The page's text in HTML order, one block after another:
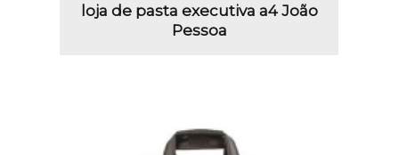
loja de pasta executiva a4 João
Pessoa